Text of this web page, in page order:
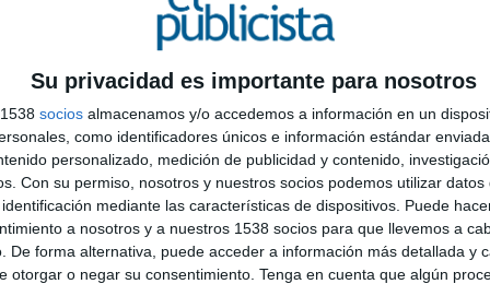
Su privacidad es importante para nosotros
socios almacenamos y/o accedemos a información en un
como identificadores únicos e información estándar
personalizado, medición de publicidad y contenido,
Con su permiso, nosotros y nuestros socios podemos utilizar datos
mediante las características de dispositivos. Puede
a nosotros y a nuestros 1538 socios para que llevemos a
De forma alternativa, puede acceder a información más detallada y
otorgar o negar su consentimiento. Tenga en cuenta que algún
colección. Budweiser ha unido en supartnership
cada vez más afines.
se enmarca dentro de la campaña “King
con una colaboración de Ter Stegen. Ahora le ha
por llegar. El fútbol es una disciplina que
campos, como el arte, la música, la moda etc. y
que inspiran, creando e impulsando tendencias y
fuera del campo.
a perseguir sus sueños y acercarlos a sus